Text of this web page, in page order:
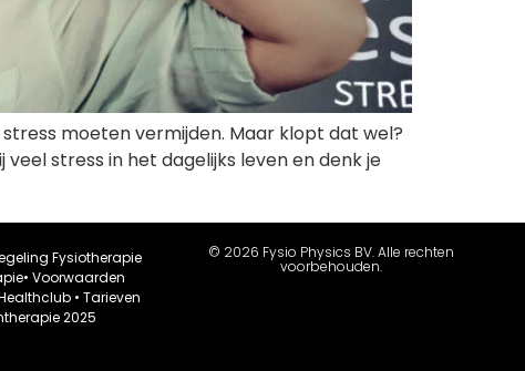
moeten vermijden. Maar klopt dat wel?
stress in het dagelijks leven en denk je
Fysiotherapie
• Voorwaarden
•Tarieven
2025
© 2026 Fysio Physics BV. Alle rechten
voorbehouden.